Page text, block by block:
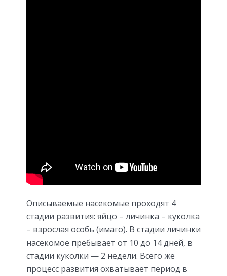
Описываемые насекомые проходят 4
стадии развития: яйцо – личинка – куколка
– взрослая особь (имаго). В стадии личинки
насекомое пребывает от 10 до 14 дней, в
стадии куколки — 2 недели. Всего же
процесс развития охватывает период в